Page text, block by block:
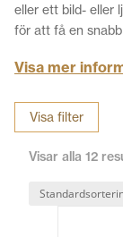
eller ett bild- eller
för att få en
Visa mer
Visa filter
Visar alla 12